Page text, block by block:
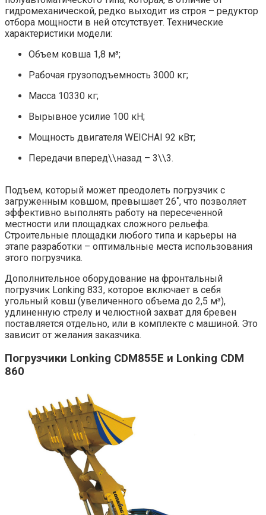
гидромеханической, редко выходит из строя – редуктор
отбора мощности в ней отсутствует. Технические
характеристики модели:
Объем ковша 1,8 м³;
Рабочая грузоподъемность 3000 кг;
Масса 10330 кг;
Вырывное усилие 100 кН;
Мощность двигателя WEICHAI 92 кВт;
Передачи вперед\\назад – 3\\3.
Подъем, который может преодолеть погрузчик с
загруженным ковшом, превышает 26˚, что позволяет
эффективно выполнять работу на пересеченной
местности или площадках сложного рельефа.
Строительные площадки любого типа и карьеры на
этапе разработки – оптимальные места использования
этого погрузчика.
Дополнительное оборудование на фронтальный
погрузчик Lonking 833, которое включает в себя
угольный ковш (увеличенного объема до 2,5 м³),
удлиненную стрелу и челюстной захват для бревен
поставляется отдельно, или в комплекте с машиной. Это
зависит от желания заказчика.
Погрузчики Lonking CDM855E и Lonking CDM
860